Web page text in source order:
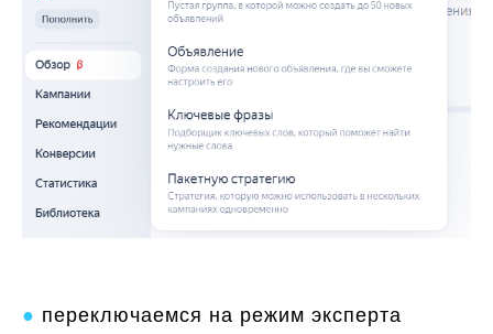
● переключаемся на режим эксперта